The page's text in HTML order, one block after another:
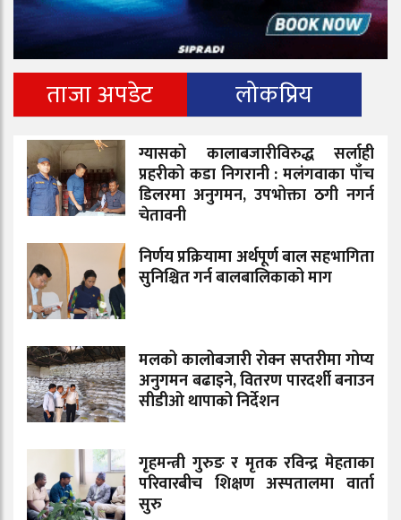
ताजा अपडेट लोकप्रिय
ग्यासको कालाबजारीविरुद्ध सर्लाही
प्रहरीको कडा निगरानी : मलंगवाका पाँच
डिलरमा अनुगमन, उपभोक्ता ठगी नगर्न
चेतावनी
निर्णय प्रक्रियामा अर्थपूर्ण बाल सहभागिता
सुनिश्चित गर्न बालबालिकाको माग
मलको कालोबजारी रोक्न सप्तरीमा गोप्य
अनुगमन बढाइने, वितरण पारदर्शी बनाउन
सीडीओ थापाको निर्देशन
गृहमन्त्री गुरुङ र मृतक रविन्द्र मेहताका
परिवारबीच शिक्षण अस्पतालमा वार्ता
सुरु